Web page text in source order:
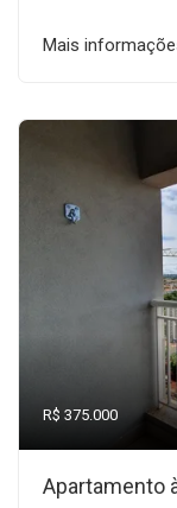
Mais
R$ 375.000
Apartamento